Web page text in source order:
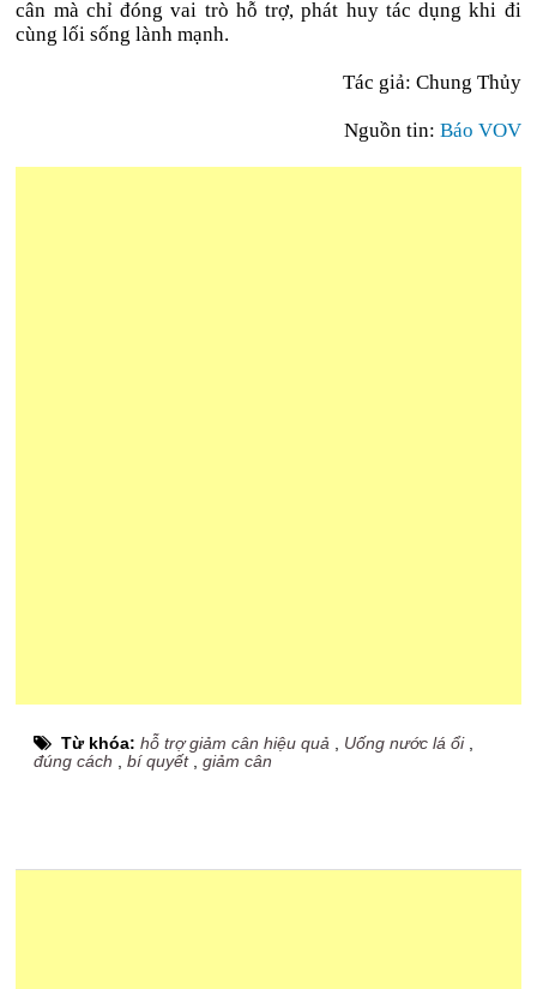
cân mà chỉ đóng vai trò hỗ trợ, phát huy tác dụng khi đi
cùng lối sống lành mạnh.
Tác giả: Chung Thủy
Nguồn tin: Báo VOV
Từ khóa:hỗ trợ giảm cân hiệu quả Uống nước lá ổi,
đúng cách ,bí quyết,giảm cân